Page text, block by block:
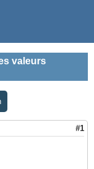
valeurs
#1